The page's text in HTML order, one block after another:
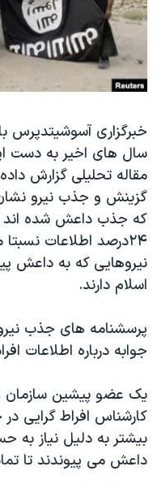
فرهنگ و زندگی
حقوق شهروندی
اقتصادی
اسرائیل در جنگ
گالری عکس
آرشیو پخش زنده
مستندها
انتخابات ریاست جمهوری
حمله جمهوری اسلامی به
ورزش زنان در ایران
اعتراضات زن، زندگی،
مجموعه مستندهای
تریبونال مردمی آبان ۹۸
دادگاه حمید نوری
چهل سال گروگان‌گیری
اعتراضات مردمی آبان ۹۸
نرگس محمدی برنده
همایش محافظه‌کاران
صفحه‌های ویژه
دنبال کنید
زبانهای مختلف
خبرگزاری آسوشیتدپرس
سال های اخیر به دست
مقاله تحلیلی گزارش
که جذب داعش شده اند
۲۴درصد اطلاعات
نیروهایی که به داعش
اسلام دارند.
پرسشنامه های جذب
جوابه درباره اطلاعات
یک عضو پیشین سازمان
کارشناس افراط گرایی
بیشتر به دلیل نیاز به
داعش می پیوندند تا